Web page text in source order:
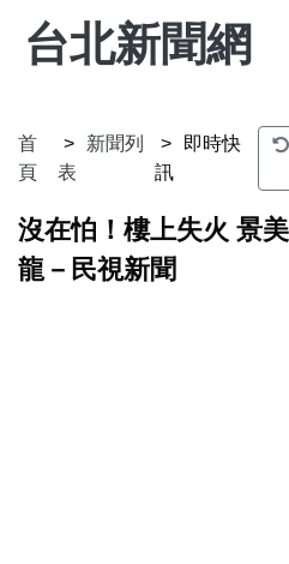
台北新聞網
首
頁
新聞列
表
即時快
訊
沒在怕！樓上失火 景
龍－民視新聞